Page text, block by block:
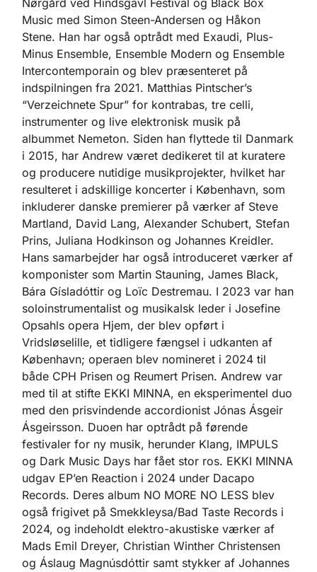
Nørgård ved Hindsgavl Festival og Black Box
Music med Simon Steen-Andersen og Håkon
Stene. Han har også optrådt med Exaudi, Plus-
Minus Ensemble, Ensemble Modern og Ensemble
Intercontemporain og blev præsenteret på
indspilningen fra 2021. Matthias Pintscher’s
“Verzeichnete Spur” for kontrabas, tre celli,
instrumenter og live elektronisk musik på
albummet Nemeton. Siden han flyttede til Danmark
i 2015, har Andrew været dedikeret til at kuratere
og producere nutidige musikprojekter, hvilket har
resulteret i adskillige koncerter i København, som
inkluderer danske premierer på værker af Steve
Martland, David Lang, Alexander Schubert, Stefan
Prins, Juliana Hodkinson og Johannes Kreidler.
Hans samarbejder har også introduceret værker af
komponister som Martin Stauning, James Black,
Bára Gísladóttir og Loïc Destremau. I 2023 var han
soloinstrumentalist og musikalsk leder i Josefine
Opsahls opera Hjem, der blev opført i
Vridsløselille, et tidligere fængsel i udkanten af
København; operaen blev nomineret i 2024 til
både CPH Prisen og Reumert Prisen. Andrew var
med til at stifte EKKI MINNA, en eksperimentel duo
med den prisvindende accordionist Jónas Ásgeir
Ásgeirsson. Duoen har optrådt på førende
festivaler for ny musik, herunder Klang, IMPULS
og Dark Music Days har fået stor ros. EKKI MINNA
udgav EP’en Reaction i 2024 under Dacapo
Records. Deres album NO MORE NO LESS blev
også frigivet på Smekkleysa/Bad Taste Records i
2024, og indeholdt elektro-akustiske værker af
Mads Emil Dreyer, Christian Winther Christensen
og Áslaug Magnúsdóttir samt stykker af Johannes